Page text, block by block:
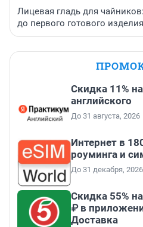
Лицевая гладь для
до первого готового изделия
Скидка 11%
английского
До 31 августа, 2026
Интернет в
роуминга и
До 31 декабря, 2026
Скидка 55%
₽ в
Доставка